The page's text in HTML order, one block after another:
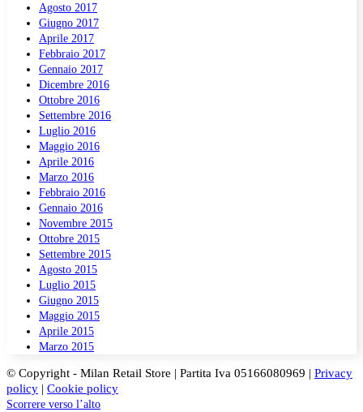
Agosto 2017
Giugno 2017
Aprile 2017
Febbraio 2017
Gennaio 2017
Dicembre 2016
Ottobre 2016
Settembre 2016
Luglio 2016
Maggio 2016
Aprile 2016
Marzo 2016
Febbraio 2016
Gennaio 2016
Novembre 2015
Ottobre 2015
Settembre 2015
Agosto 2015
Luglio 2015
Giugno 2015
Maggio 2015
Aprile 2015
Marzo 2015
© Copyright - Milan Retail Store | Partita Iva 05166080969 | Privacy
policy | Cookie policy
Scorrere verso l’alto